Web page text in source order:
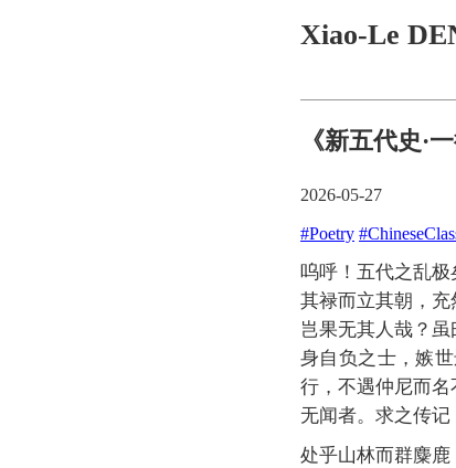
Xiao-Le
《新五代史·
2026-05-27
#Poetry
呜呼！五代之乱
其禄而立其朝，
岂果无其人哉？
身自负之士，嫉
行，不遇仲尼而
无闻者。求之传记
处乎山林而群麋